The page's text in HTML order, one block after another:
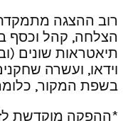
רוב ההצגה מתמקדת
הצלחה, קהל וכסף
תיאטראות שונים
וידאו, ועשרה
בשפת המקור,
*ההפקה מוקדשת